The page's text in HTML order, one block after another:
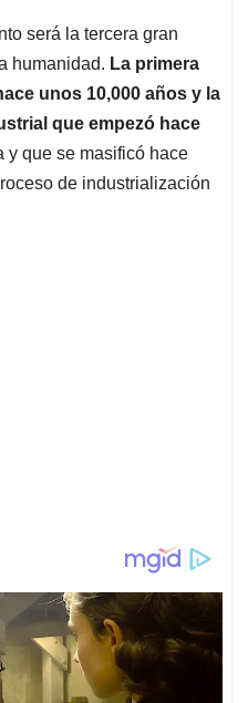
será la tercera gran
humanidad. La primera
unos 10,000 años y la
que empezó hace
y que se masificó hace
de industrialización